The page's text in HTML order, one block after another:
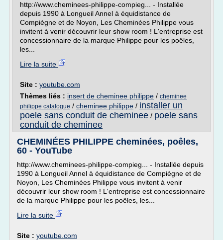
http://www.cheminees-philippe-compieg... - Installée
depuis 1990 à Longueil Annel à équidistance de
Compiègne et de Noyon, Les Cheminées Philippe vous
invitent à venir découvrir leur show room ! L'entreprise est
concessionnaire de la marque Philippe pour les poêles,
les...
Lire la suite
Site : youtube.com
Thèmes liés : insert de cheminee philippe / cheminee
philippe catalogue / cheminee philippe / installer un
poele sans conduit de cheminee / poele sans
conduit de cheminee
CHEMINÉES PHILIPPE cheminées, poêles,
60 - YouTube
http://www.cheminees-philippe-compieg... - Installée depuis
1990 à Longueil Annel à équidistance de Compiègne et de
Noyon, Les Cheminées Philippe vous invitent à venir
découvrir leur show room ! L'entreprise est concessionnaire
de la marque Philippe pour les poêles, les...
Lire la suite
Site : youtube.com